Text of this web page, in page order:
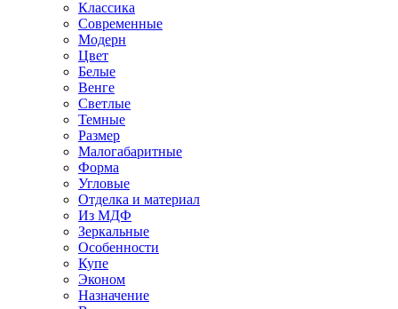
Классика
Современные
Модерн
Цвет
Белые
Венге
Светлые
Темные
Размер
Малогабаритные
Форма
Угловые
Отделка и материал
Из МДФ
Зеркальные
Особенности
Купе
Эконом
Назначение